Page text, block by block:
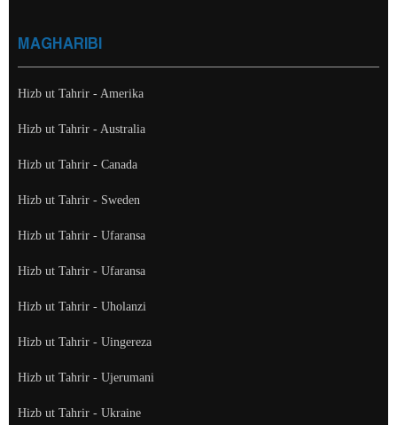
MAGHARIBI
Hizb ut Tahrir - Amerika
Hizb ut Tahrir - Australia
Hizb ut Tahrir - Canada
Hizb ut Tahrir - Sweden
Hizb ut Tahrir - Ufaransa
Hizb ut Tahrir - Ufaransa
Hizb ut Tahrir - Uholanzi
Hizb ut Tahrir - Uingereza
Hizb ut Tahrir - Ujerumani
Hizb ut Tahrir - Ukraine